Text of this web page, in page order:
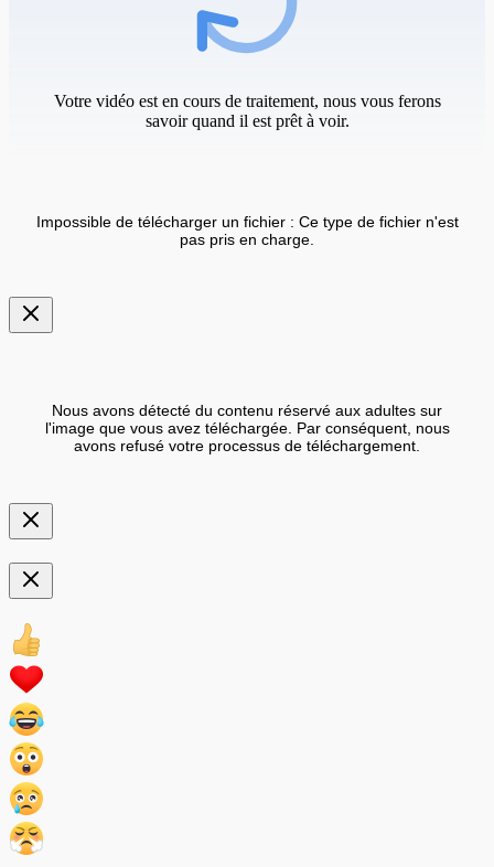
Votre vidéo est en cours de traitement, nous vous ferons
savoir quand il est prêt à voir.
Impossible de télécharger un fichier : Ce type de fichier n'est
pas pris en charge.
Nous avons détecté du contenu réservé aux adultes sur
l'image que vous avez téléchargée. Par conséquent, nous
avons refusé votre processus de téléchargement.